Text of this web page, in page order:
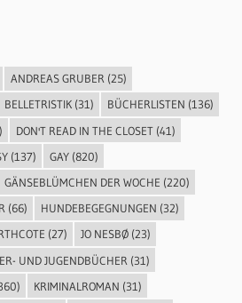
ANDREAS GRUBER(25)
BELLETRISTIK(31) BÜCHERLISTEN (136)
DON'T READ IN THE CLOSET(41)
(137) GAY(820)
GÄNSEBLÜMCHEN DER WOCHE (220)
(66) HUNDEBEGEGNUNGEN (32)
(27) JO NESBØ(23)
UND JUGENDBÜCHER (31)
KRIMINALROMAN (31)